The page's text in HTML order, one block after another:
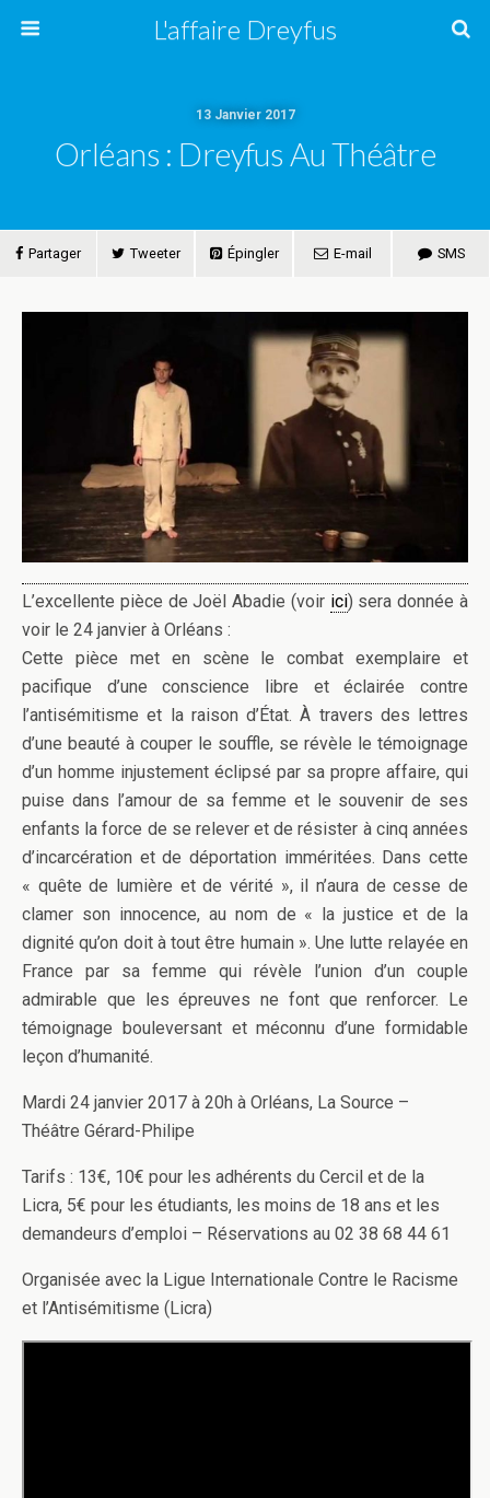
L'affaire Dreyfus
13 Janvier 2017
Orléans : Dreyfus Au Théâtre
Partager Tweeter Épingler E-mail SMS
L’excellente pièce de Joël Abadie (voir ici) sera donnée à
voir le 24 janvier à Orléans :
Cette pièce met en scène le combat exemplaire et
pacifique d’une conscience libre et éclairée contre
l’antisémitisme et la raison d’État. À travers des lettres
d’une beauté à couper le souffle, se révèle le témoignage
d’un homme injustement éclipsé par sa propre affaire, qui
puise dans l’amour de sa femme et le souvenir de ses
enfants la force de se relever et de résister à cinq années
d’incarcération et de déportation imméritées. Dans cette
« quête de lumière et de vérité », il n’aura de cesse de
clamer son innocence, au nom de « la justice et de la
dignité qu’on doit à tout être humain ». Une lutte relayée en
France par sa femme qui révèle l’union d’un couple
admirable que les épreuves ne font que renforcer. Le
témoignage bouleversant et méconnu d’une formidable
leçon d’humanité.
Mardi 24 janvier 2017 à 20h à Orléans, La Source –
Théâtre Gérard-Philipe
Tarifs : 13€, 10€ pour les adhérents du Cercil et de la
Licra, 5€ pour les étudiants, les moins de 18 ans et les
demandeurs d’emploi – Réservations au 02 38 68 44 61
Organisée avec la Ligue Internationale Contre le Racisme
et l’Antisémitisme (Licra)